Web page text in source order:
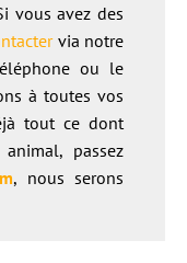
vous avez des
via notre
ou le
à toutes vos
tout ce dont
passez
m, nous serons